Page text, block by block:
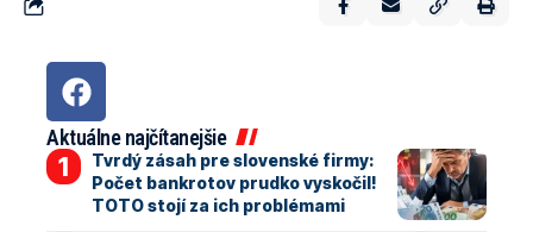
Aktuálne najčítanejšie
Tvrdý zásah pre slovenské firmy:
Počet bankrotov prudko vyskočil!
TOTO stojí za ich problémami